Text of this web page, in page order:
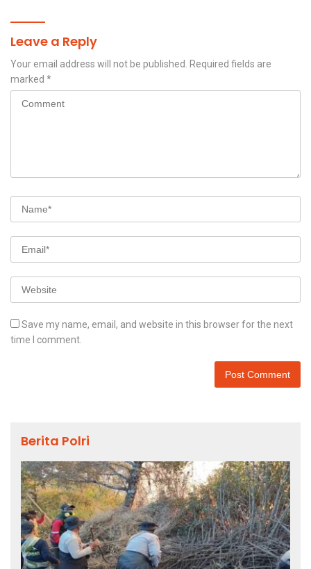
Leave a Reply
Your email address will not be published.
Required fields are
marked *
Save my name, email, and website in this browser for the next
time I comment.
Berita Polri